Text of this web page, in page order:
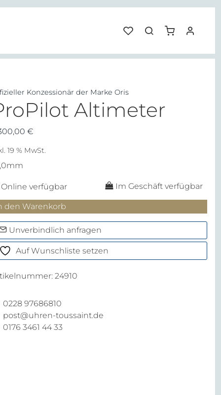
Konzessionär der Marke Oris
Altimeter
€
19 % MwSt.
Online verfügbar
Im Geschäft verfügbar
den Warenkorb
Unverbindlich anfragen
Auf Wunschliste setzen
24910
0228 97686810
post@uhren-toussaint.de
0176 3461 44 33